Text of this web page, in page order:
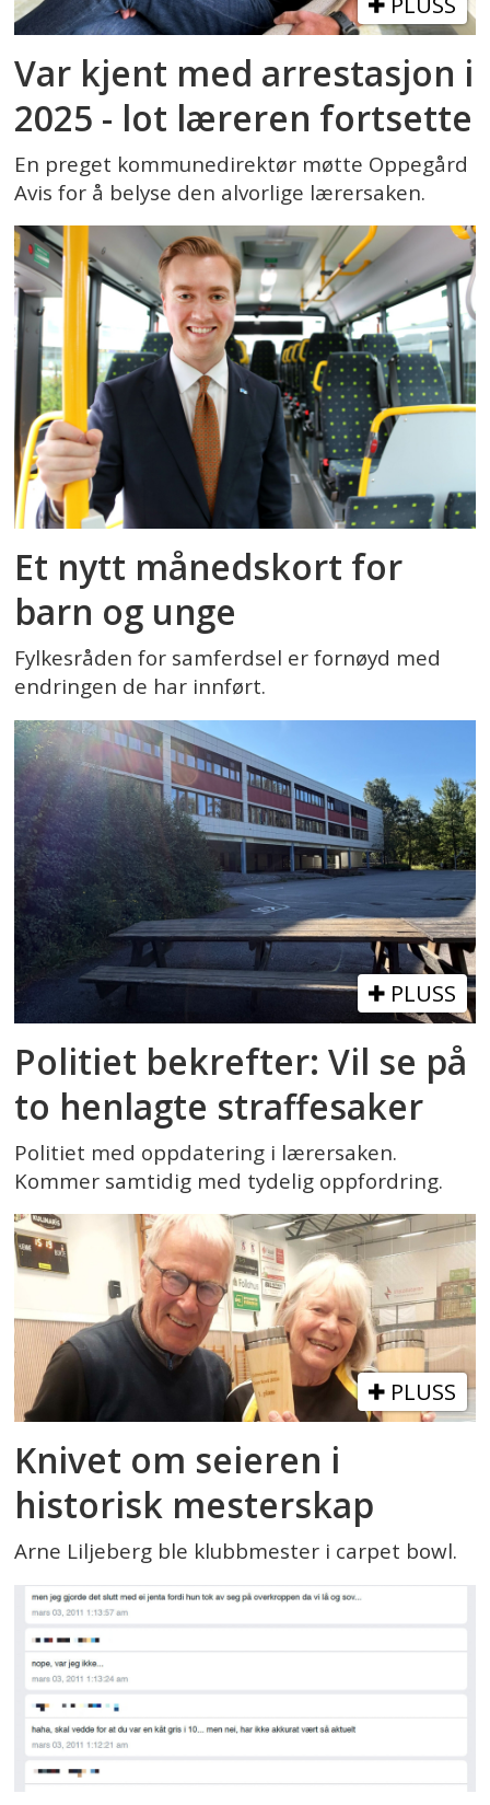
Var kjent med arrestasjon i
2025 - lot læreren fortsette
En preget kommunedirektør møtte Oppegård
Avis for å belyse den alvorlige lærersaken.
Et nytt månedskort for
barn og unge
Fylkesråden for samferdsel er fornøyd med
endringen de har innført.
PLUSS
Politiet bekrefter: Vil se på
to henlagte straffesaker
Politiet med oppdatering i lærersaken.
Kommer samtidig med tydelig oppfordring.
PLUSS
Knivet om seieren i
historisk mesterskap
Arne Liljeberg ble klubbmester i carpet bowl.